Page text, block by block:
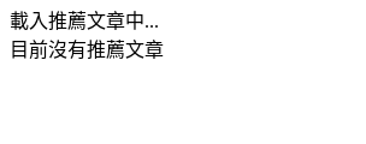
載入推薦文章中...
目前沒有推薦文章